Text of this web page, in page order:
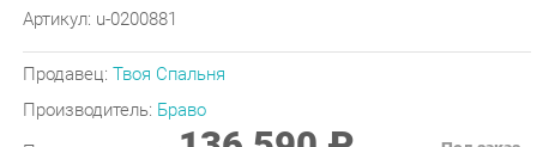
Производитель: Браво
Последняя цена: 136 590 ₽